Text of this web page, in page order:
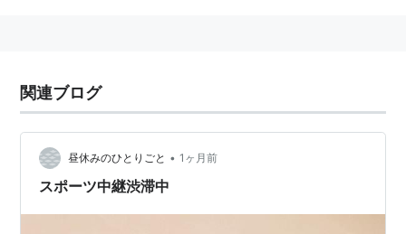
関連ブログ
昼休みのひとりごと • 1ヶ月前
スポーツ中継渋滞中